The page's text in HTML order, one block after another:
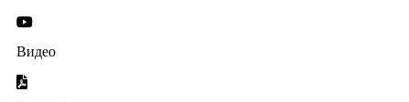
Видео